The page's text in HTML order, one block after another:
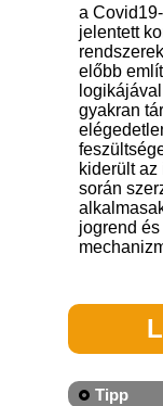
a
jelentett
előbb
gyakran
kiderült
során
jogrend
Tipp